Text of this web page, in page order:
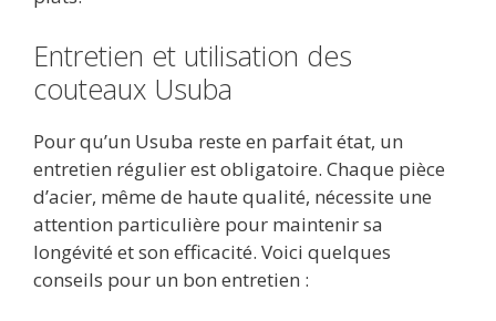
Entretien et utilisation des
couteaux Usuba
Pour qu’un Usuba reste en parfait état, un
entretien régulier est obligatoire. Chaque pièce
d’acier, même de haute qualité, nécessite une
attention particulière pour maintenir sa
longévité et son efficacité. Voici quelques
conseils pour un bon entretien :